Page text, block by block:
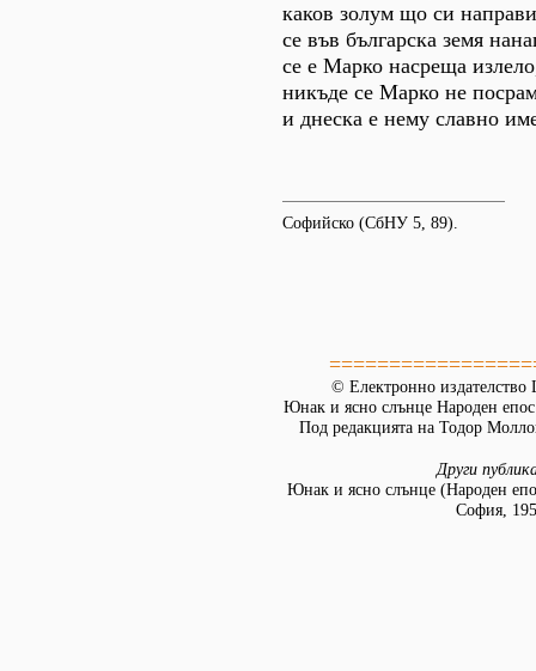
каков золум що си
се във българска земя
се е Марко насреща
никъде се Марко не
и днеска е нему славно
Софийско (СбНУ 5, 89).
© Електронно издателство
Юнак и ясно слънце Народен
Под редакцията на Тодор
Други
Юнак и ясно слънце (Народен
София,